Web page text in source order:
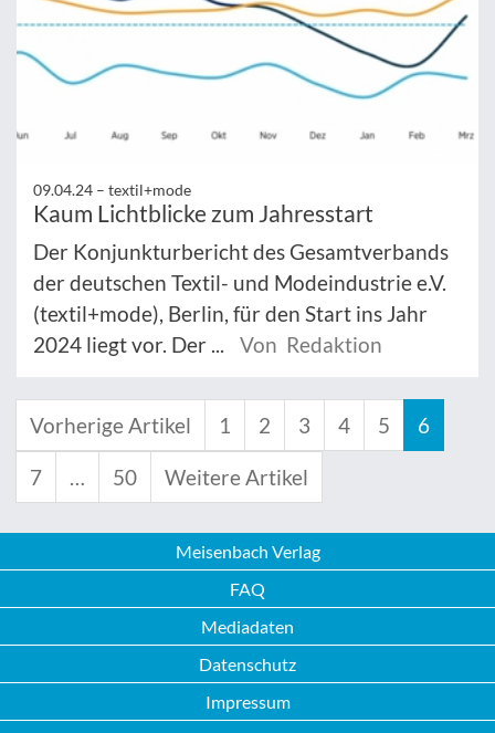
09.04.24 – textil+mode
Kaum Lichtblicke zum Jahresstart
Der Konjunkturbericht des Gesamtverbands
der deutschen Textil- und Modeindustrie e.V.
(textil+mode), Berlin, für den Start ins Jahr
2024 liegt vor. Der ...
Von Redaktion
Vorherige Artikel 1 2 3 4 5 6
7 … 50 Weitere Artikel
Meisenbach Verlag
FAQ
Mediadaten
Datenschutz
Impressum